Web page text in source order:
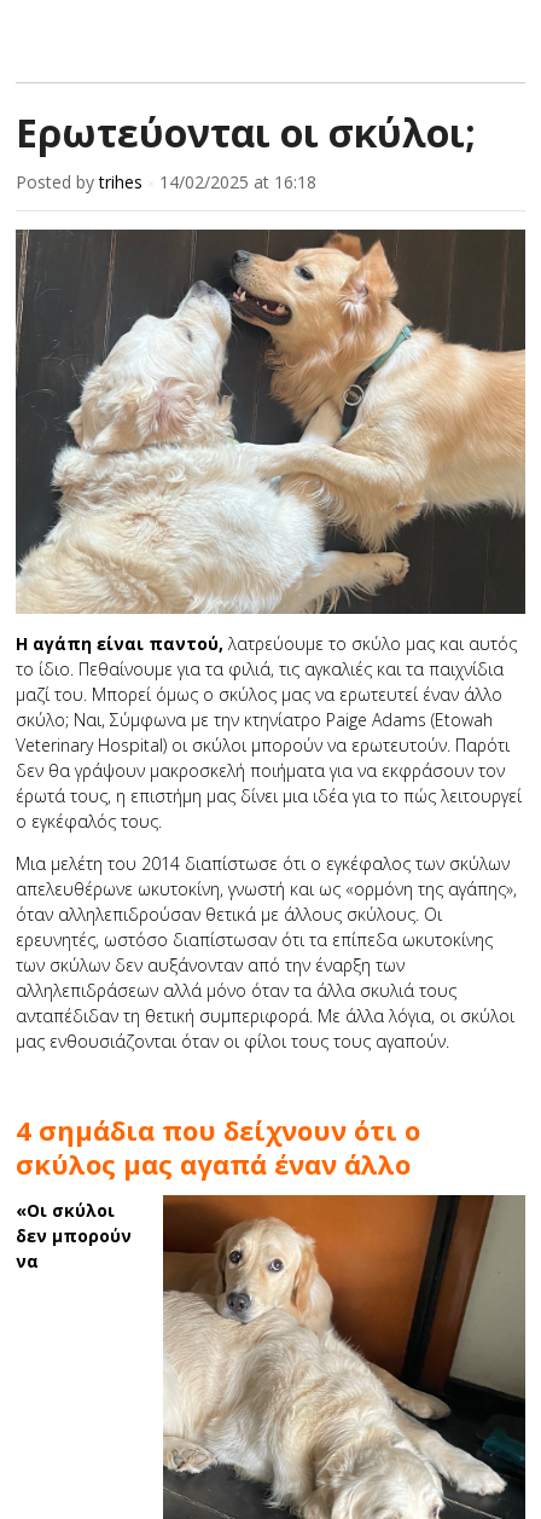
Ερωτεύονται οι σκύλοι;
Posted bytrihes 14/02/2025 at 16:18
Η αγάπη είναι παντού, λατρεύουμε το σκύλο μας και αυτός
το ίδιο. Πεθαίνουμε για τα φιλιά, τις αγκαλιές και τα παιχνίδια
μαζί του. Μπορεί όμως ο σκύλος μας να ερωτευτεί έναν άλλο
σκύλο; Ναι, Σύμφωνα με την κτηνίατρο Paige Adams (Etowah
Veterinary Hospital) οι σκύλοι μπορούν να ερωτευτούν. Παρότι
δεν θα γράψουν μακροσκελή ποιήματα για να εκφράσουν τον
έρωτά τους, η επιστήμη μας δίνει μια ιδέα για το πώς λειτουργεί
ο εγκέφαλός τους.
Μια μελέτη του 2014 διαπίστωσε ότι ο εγκέφαλος των σκύλων
απελευθέρωνε ωκυτοκίνη, γνωστή και ως «ορμόνη της αγάπης»,
όταν αλληλεπιδρούσαν θετικά με άλλους σκύλους. Οι
ερευνητές, ωστόσο διαπίστωσαν ότι τα επίπεδα ωκυτοκίνης
των σκύλων δεν αυξάνονταν από την έναρξη των
αλληλεπιδράσεων αλλά μόνο όταν τα άλλα σκυλιά τους
ανταπέδιδαν τη θετική συμπεριφορά. Με άλλα λόγια, οι σκύλοι
μας ενθουσιάζονται όταν οι φίλοι τους τους αγαπούν.
4 σημάδια που δείχνουν ότι ο
σκύλος μας αγαπά έναν άλλο
«Οι σκύλοι
δεν μπορούν
να